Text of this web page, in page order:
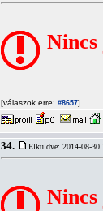
Nincs
[válaszok erre: #8657]
34. Elküldve: 2014-08-30
Nincs